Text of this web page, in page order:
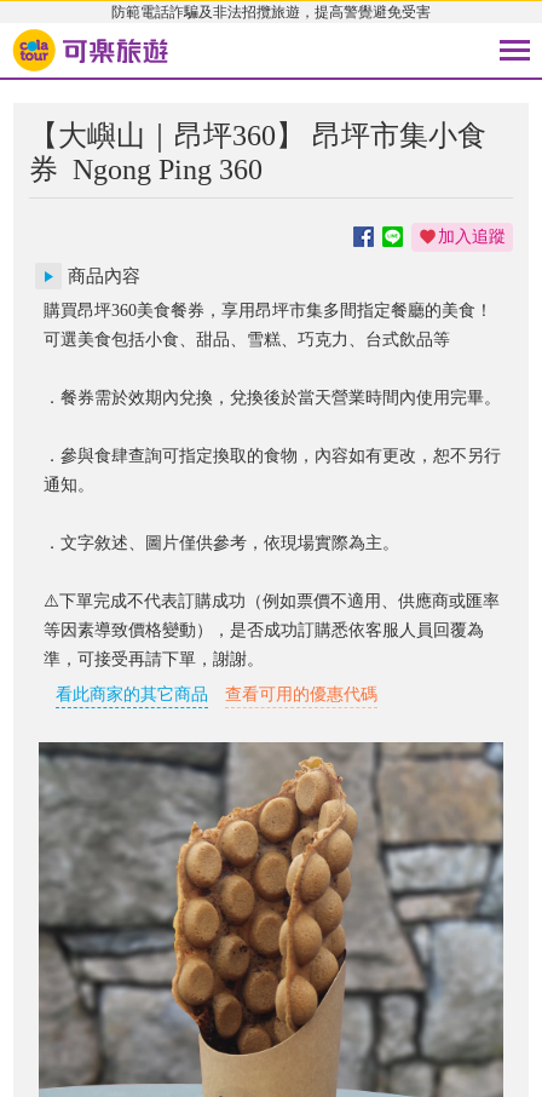
防範電話詐騙及非法招攬旅遊，提高警覺避免受害
【大嶼山｜昂坪360】 昂坪市集小食
券 Ngong Ping 360
加入追蹤
商品內容
購買昂坪360美食餐券，享用昂坪市集多間指定餐廳的美食！
可選美食包括小食、甜品、雪糕、巧克力、台式飲品等
．餐券需於效期內兌換，兌換後於當天營業時間內使用完畢。
．參與食肆查詢可指定換取的食物，內容如有更改，恕不另行
通知。
．文字敘述、圖片僅供參考，依現場實際為主。
⚠️下單完成不代表訂購成功（例如票價不適用、供應商或匯率
等因素導致價格變動），是否成功訂購悉依客服人員回覆為
準，可接受再請下單，謝謝。
看此商家的其它商品
查看可用的優惠代碼